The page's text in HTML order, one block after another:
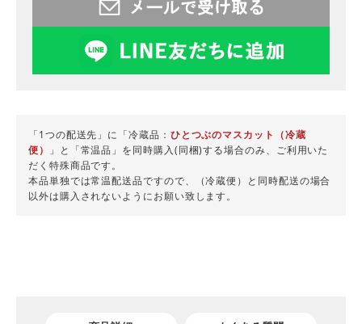
「1つの配送先」に「冷蔵品： ひとつぶのマスカット（冷蔵
便）
」と「常温品」を同時購入(同梱)する場合のみ、ご利用いた
だく特殊商品です。
本品単独では常温配送品ですので、（冷蔵便）と同時配送の場合
以外は購入されないようにお願い致します。